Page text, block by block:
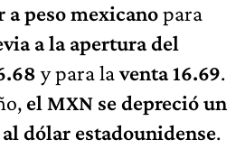
peso mexicanopara
a la apertura del
y para laventa 16.69.
el MXN se depreció un
dólar estadounidense.